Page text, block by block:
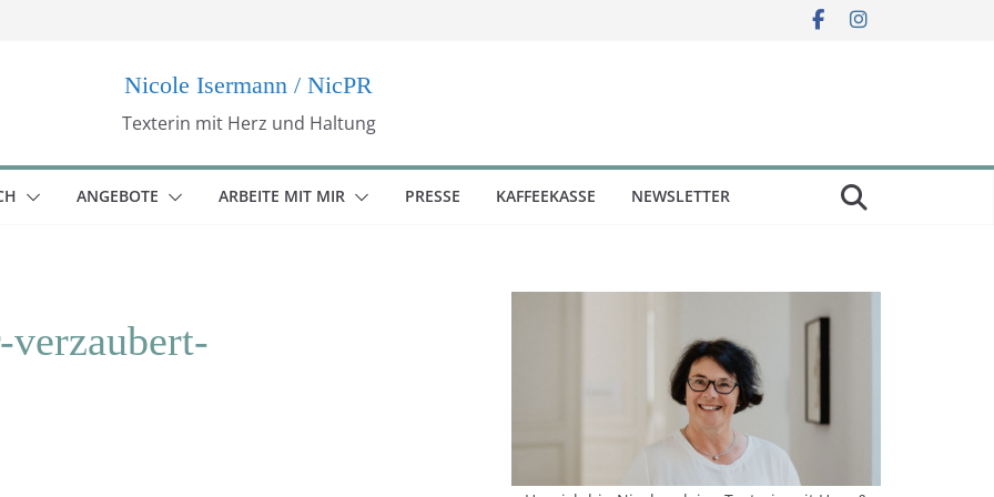
Nicole Isermann / NicPR
Texterin mit Herz und Haltung
ANGEBOTE ARBEITE MIT MIR PRESSE KAFFEEKASSE NEWSLETTER